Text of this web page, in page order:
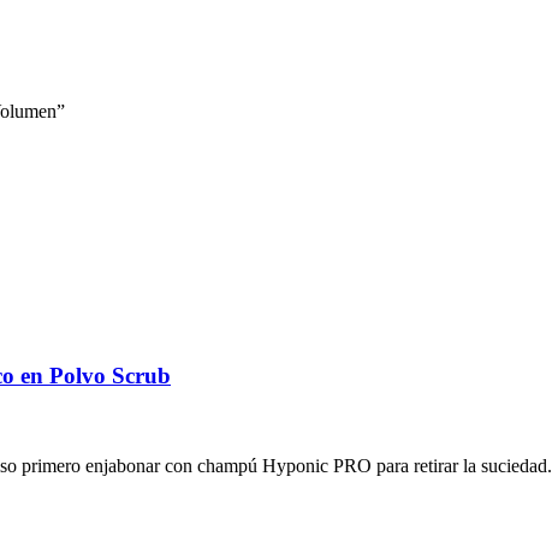
en Polvo Scrub
primero enjabonar con champú Hyponic PRO para retirar la suciedad.